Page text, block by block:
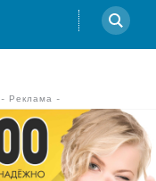
- Реклама -